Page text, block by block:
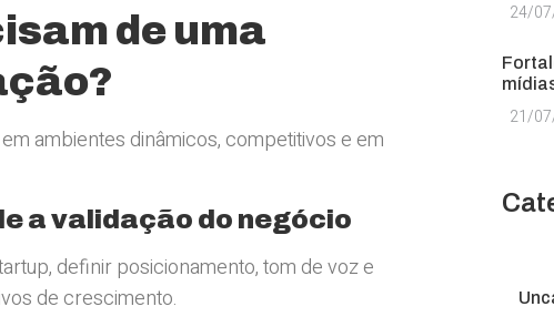
de uma
ambientes dinâmicos, competitivos e em
a validação do negócio
definir posicionamento, tom de voz e
de crescimento.
24/
21/